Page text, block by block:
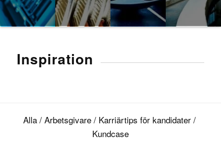
Inspiration
Alla / Arbetsgivare / Karriärtips för kandidater /
Kundcase